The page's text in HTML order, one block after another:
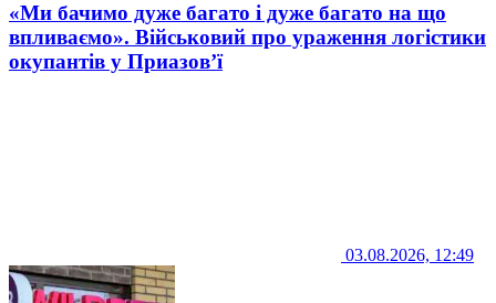
«Ми бачимо дуже багато і дуже багато на що
впливаємо». Військовий про ураження логістики
окупантів у Приазов’ї
03.08.2026, 12:49